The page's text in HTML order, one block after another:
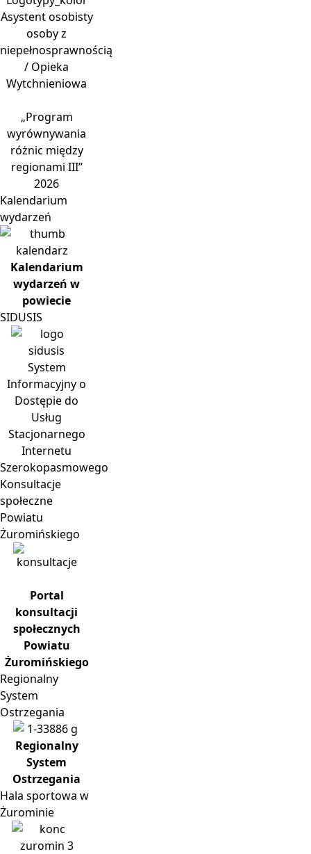
Asystent osobisty
osoby z
niepełnosprawnością
/ Opieka
Wytchnieniowa
„Program
wyrównywania
różnic między
regionami III”
2026
Kalendarium
wydarzeń
Kalendarium
wydarzeń w
powiecie
SIDUSIS
System
Informacyjny o
Dostępie do
Usług
Stacjonarnego
Internetu
Szerokopasmowego
Konsultacje
społeczne
Powiatu
Żuromińskiego
Portal
konsultacji
społecznych
Powiatu
Żuromińskiego
Regionalny
System
Ostrzegania
Regionalny
System
Ostrzegania
Hala sportowa w
Żurominie